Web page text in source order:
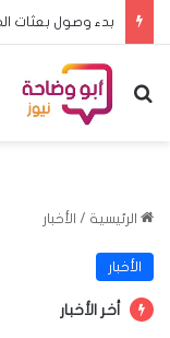
بحث عن
الرئيسية / الأخبار
الأخبار
أخر الأخبار